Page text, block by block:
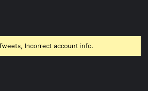
Incorrect account info.